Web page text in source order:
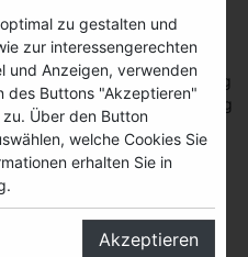
Neuholz, 75% zweite Belegung
anschließend Vermählung
zu gestalten und
zur interessengerechten
und Anzeigen, verwenden
des Buttons "Akzeptieren"
Über den Button
welche Cookies Sie
erhalten Sie in
Akzeptieren